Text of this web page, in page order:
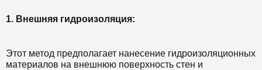
1. Внешняя гидроизоляция:
Этот метод предполагает нанесение гидроизоляционных
материалов на внешнюю поверхность стен и